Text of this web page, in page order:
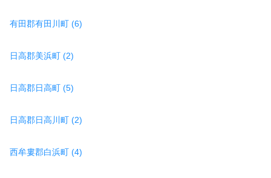
有田郡有田川町 (6)
日高郡美浜町 (2)
日高郡日高町 (5)
日高郡日高川町 (2)
西牟婁郡白浜町 (4)